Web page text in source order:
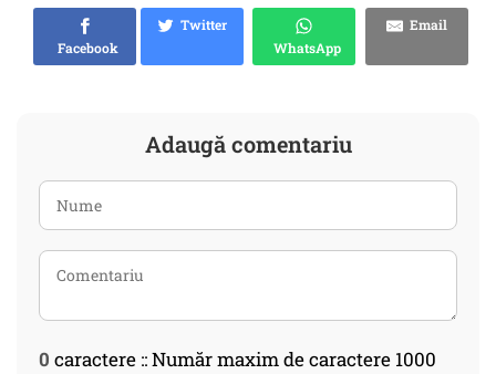
Facebook
Twitter
WhatsApp
Email
Adaugă comentariu
0 caractere :: Număr maxim de caractere 1000